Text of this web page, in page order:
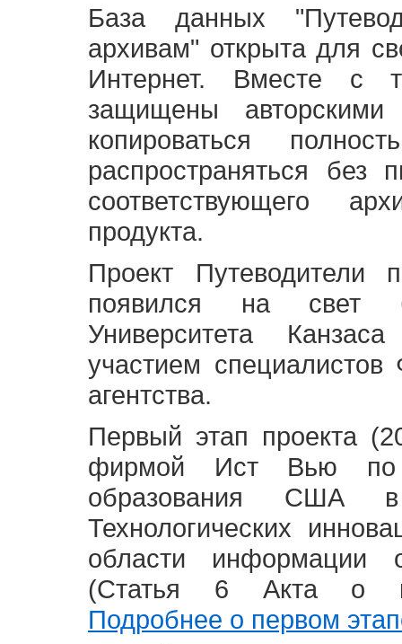
База данных
архивам" открыта для
Интернет. Вместе с
защищены
копироваться
распространяться без
соответствующего
продукта.
Проект Путеводители
появился на свет
Университета
участием специалистов
агентства.
Первый этап проекта
фирмой Ист Вью по
образования США
Технологических
области информации
(Статья 6 Акта о
Подробнее о первом